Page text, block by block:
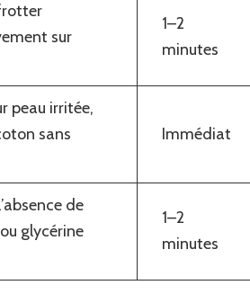
sur
1–2
minutes
peau irritée,
sans
Immédiat
de
glycérine
1–2
minutes